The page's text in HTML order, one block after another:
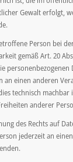
Gewalt erfolgt,
Person bei
gemäß Art. 20
an einen anderen
technisch
anderer
des Rechts auf
jederzeit an